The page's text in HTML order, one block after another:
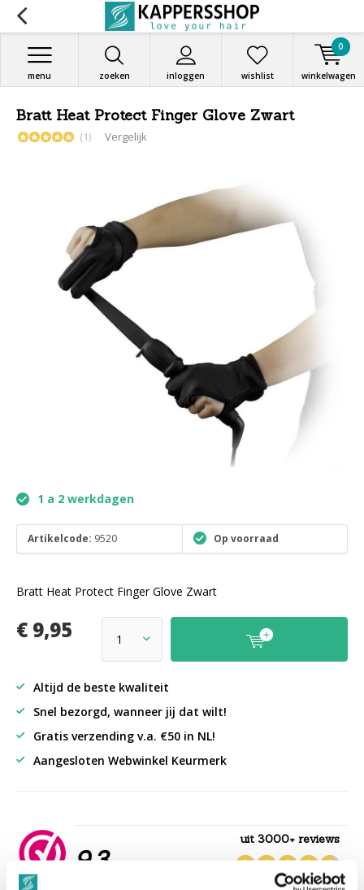
zoeken inloggen
menu wishlist winkelwagen
0
Bratt Heat Protect Finger Glove Zwart
(1) Vergelijk
1 a 2 werkdagen
Artikelcode: 9520 Op voorraad
Bratt Heat Protect Finger Glove Zwart
€ 9,95
Altijd de beste kwaliteit
Snel bezorgd, wanneer jij dat wilt!
Gratis verzending v.a. €50 in NL!
Aangesloten Webwinkel Keurmerk
9,3
uit 3000+ reviews